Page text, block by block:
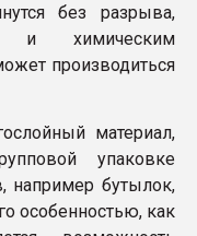
без разрыва,
и химическим
производиться
материал,
упаковке
например бутылок,
особенностью, как